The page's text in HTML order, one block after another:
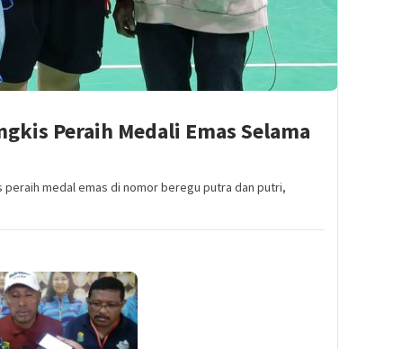
Peraih Medali Emas Selama
peraih medal emas di nomor beregu putra dan putri,